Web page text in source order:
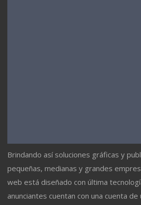
Brindando así soluciones gráficas y
pequeñas, medianas y grandes
web está diseñado con última
anunciantes cuentan con una cuenta